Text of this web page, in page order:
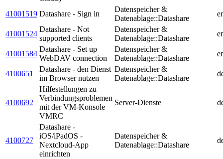
41001519 Datashare - Sign in
Datenspeicher &
Datenablage::Datashare
41001524
Datashare - Not
supported clients
Datenspeicher &
Datenablage::Datashare
41001584
Datashare - Set up
WebDAV connection
Datenspeicher &
Datenablage::Datashare
4100651
Datashare - den Dienst
im Browser nutzen
Datenspeicher &
Datenablage::Datashare
4100692
Hilfestellungen zu
Verbindungsproblemen
mit der VM-Konsole
VMRC
Server-Dienste
4100727
Datashare -
iOS/iPadOS -
Nextcloud-App
einrichten
Datenspeicher &
Datenablage::Datashare